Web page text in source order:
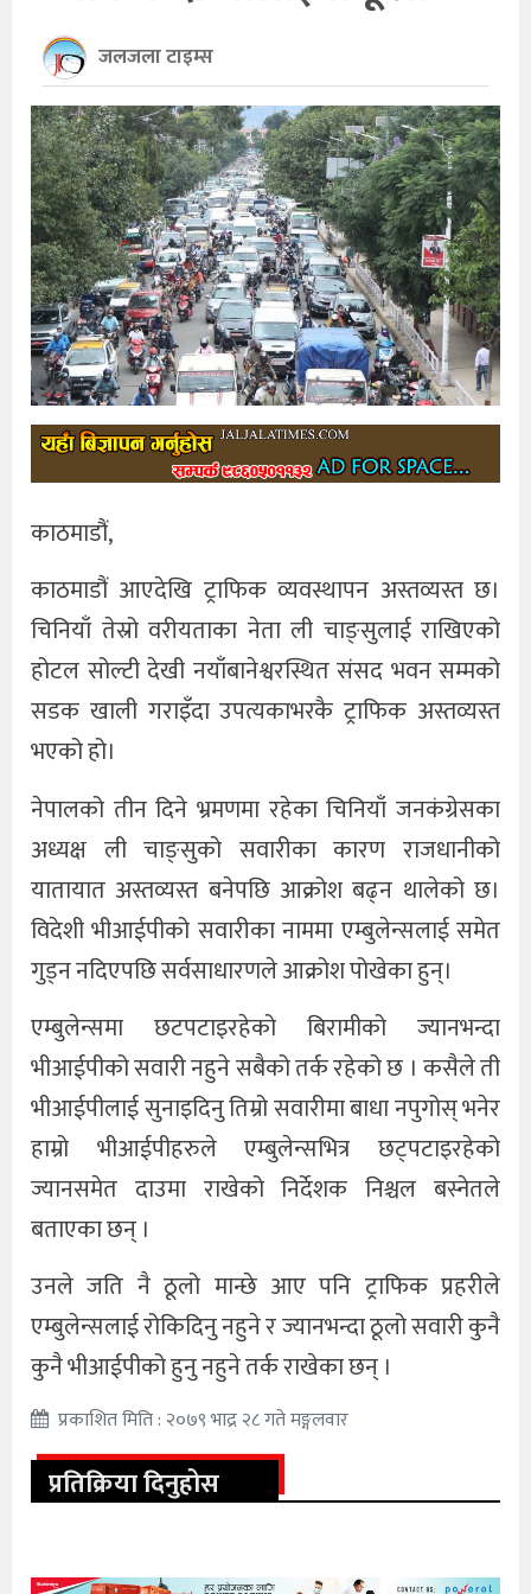
खेलकुद
अन्तर्राष्ट्रिय
थप
जलजला टाइम्स
काठमाडौं,
काठमाडौं आएदेखि ट्राफिक व्यवस्थापन अस्तव्यस्त छ।
चिनियाँ तेस्रो वरीयताका नेता ली चाङ्सुलाई राखिएको
होटल सोल्टी देखी नयाँबानेश्वरस्थित संसद भवन सम्मको
सडक खाली गराइँदा उपत्यकाभरकै ट्राफिक अस्तव्यस्त
भएको हो।
नेपालको तीन दिने भ्रमणमा रहेका चिनियाँ जनकंग्रेसका
अध्यक्ष ली चाङ्सुको सवारीका कारण राजधानीको
यातायात अस्तव्यस्त बनेपछि आक्रोश बढ्न थालेको छ।
विदेशी भीआईपीको सवारीका नाममा एम्बुलेन्सलाई समेत
गुड्न नदिएपछि सर्वसाधारणले आक्रोश पोखेका हुन्।
एम्बुलेन्समा छटपटाइरहेको बिरामीको ज्यानभन्दा
भीआईपीको सवारी नहुने सबैको तर्क रहेको छ । कसैले ती
भीआईपीलाई सुनाइदिनु तिम्रो सवारीमा बाधा नपुगोस् भनेर
हाम्रो भीआईपीहरुले एम्बुलेन्सभित्र छट्पटाइरहेको
ज्यानसमेत दाउमा राखेको निर्देशक निश्चल बस्नेतले
बताएका छन् ।
उनले जति नै ठूलो मान्छे आए पनि ट्राफिक प्रहरीले
एम्बुलेन्सलाई रोकिदिनु नहुने र ज्यानभन्दा ठूलो सवारी कुनै
कुनै भीआईपीको हुनु नहुने तर्क राखेका छन् ।
प्रकाशित मिति : २०७९ भाद्र २८ गते मङ्गलवार
प्रतिक्रिया दिनुहोस